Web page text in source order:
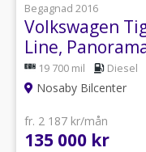
Begagnad 2016
Volkswagen
Line,
19 700 mil Diesel
Nosaby Bilcenter
fr. 2 187 kr/mån
135 000 kr